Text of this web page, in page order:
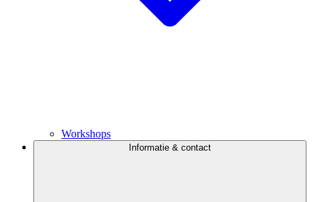
Workshops
Informatie & contact